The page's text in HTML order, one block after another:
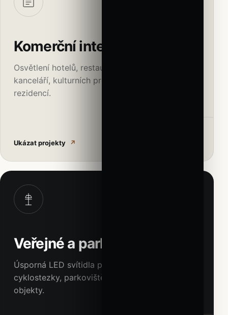
Komerční interiéry
Osvětlení hotelů, restaurací, obchodních center,
kanceláří, kulturních prostor a prémiových
rezidencí.
Ukázat projekty ↗
Veřejné a parkové osvětlení
Úsporná LED svítidla pro ulice, parky,
cyklostezky, parkoviště, fasády i historické
objekty.